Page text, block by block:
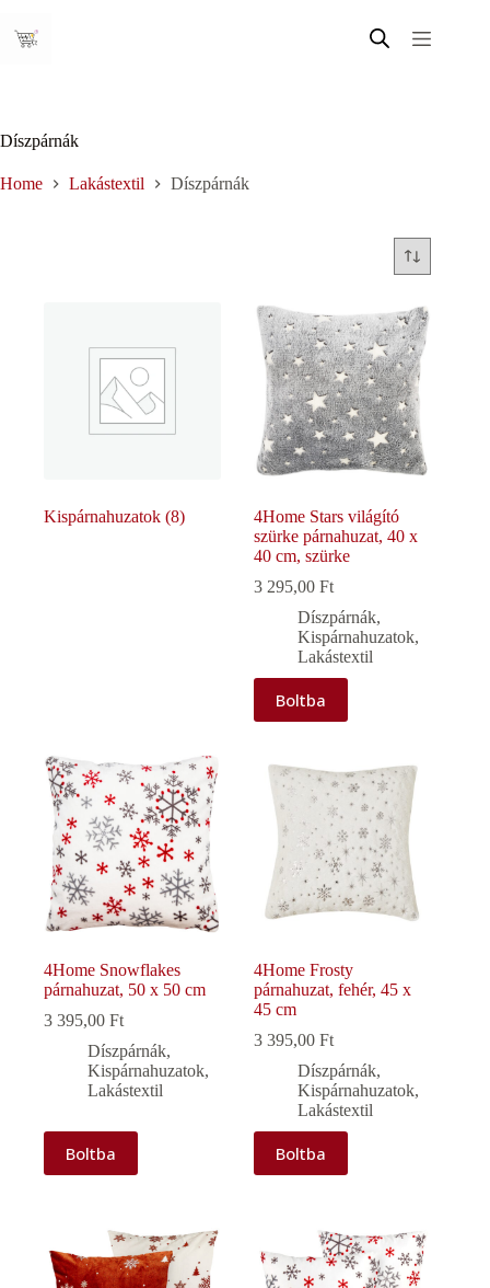
content
Díszpárnák
Home Lakástextil Díszpárnák
Kispárnahuzatok (8)
4Home Stars világító
szürke párnahuzat, 40 x
40 cm, szürke
3 295,00Ft
Díszpárnák,
Kispárnahuzatok,
Lakástextil
Boltba
4Home Snowflakes
párnahuzat, 50 x 50 cm
3 395,00 Ft
Díszpárnák,
Kispárnahuzatok,
Lakástextil
Boltba
4Home Frosty
párnahuzat, fehér, 45 x
45 cm
3 395,00Ft
Díszpárnák,
Kispárnahuzatok,
Lakástextil
Boltba